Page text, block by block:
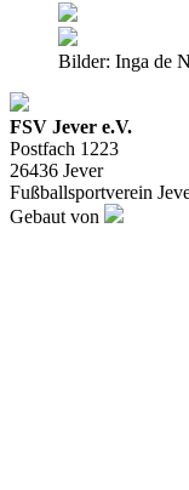
Bilder: Inga de
FSV Jever e.V.
Postfach 1223
26436 Jever
Fußballsportverein
Gebaut von